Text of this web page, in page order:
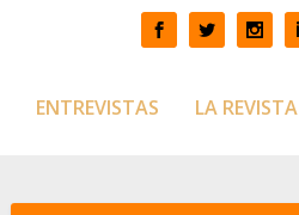
ENTREVISTAS LA REVISTA